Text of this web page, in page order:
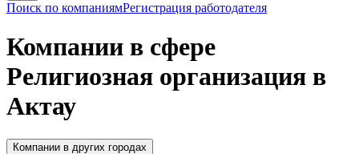
Поиск по компаниямРегистрация работодателя
Компании в сфере
Религиозная организация в
Актау
Компании в других городах